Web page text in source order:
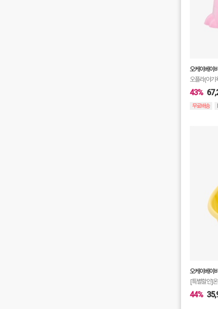
오케이베이
오플라(아기
43%
무료배송
오케이베이
[특별할인]
44%